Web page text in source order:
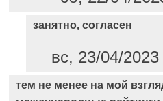
занятно, согласен
вс, 23/04/
тем не менее на мой